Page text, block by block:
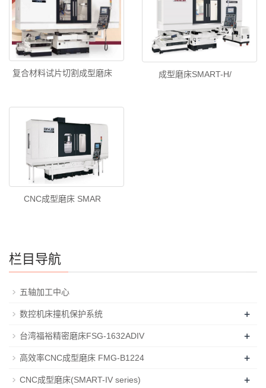
复合材料试片切割成型磨床 成型磨床SMART-H/
CNC成型磨床 SMAR
栏目导航
五轴加工中心
数控机床撞机保护系统 +
台湾福裕精密磨床FSG-1632ADIV +
高效率CNC成型磨床 FMG-B1224 +
CNC成型磨床(SMART-IV series) +